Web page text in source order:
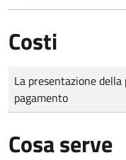
Costi
Tipo di pagamento
Importo
La presentazione
pagamento
Cosa serve